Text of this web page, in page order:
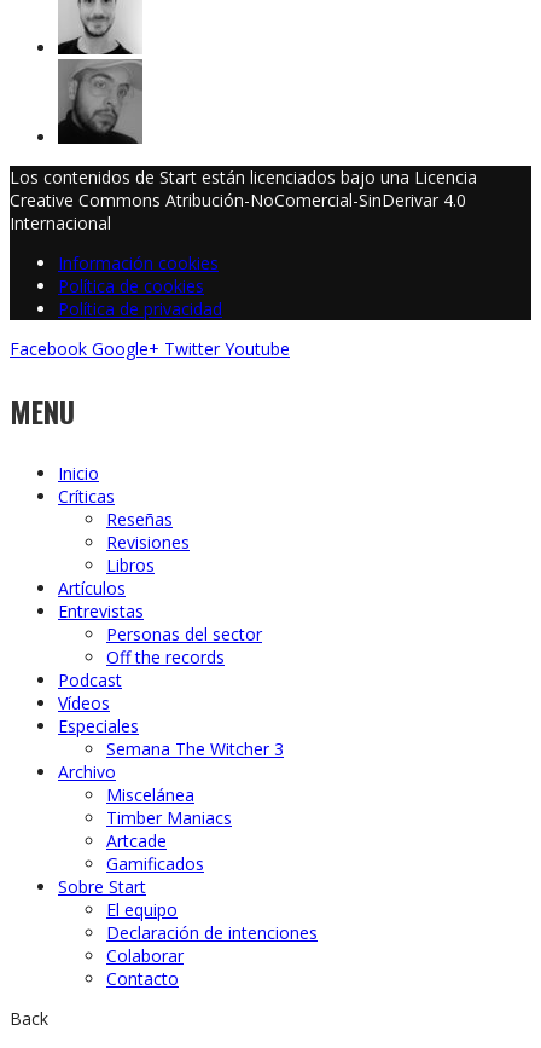
Los contenidos de Start están licenciados bajo una Licencia
Creative Commons Atribución-NoComercial-SinDerivar 4.0
Internacional
Información cookies
Política de cookies
Política de privacidad
Facebook Google+ Twitter Youtube
MENU
Inicio
Críticas
Reseñas
Revisiones
Libros
Artículos
Entrevistas
Personas del sector
Off the records
Podcast
Vídeos
Especiales
Semana The Witcher 3
Archivo
Miscelánea
Timber Maniacs
Artcade
Gamificados
Sobre Start
El equipo
Declaración de intenciones
Colaborar
Contacto
Back